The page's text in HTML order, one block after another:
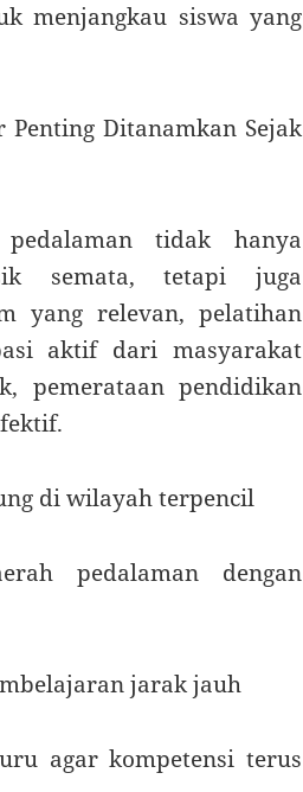
menjangkau siswa yang
Penting Ditanamkan Sejak
tidak hanya
semata, tetapi juga
yang relevan, pelatihan
aktif dari masyarakat
pemerataan pendidikan
di wilayah terpencil
pedalaman dengan
jarak jauh
agar kompetensi terus